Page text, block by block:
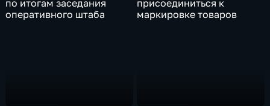
по итогам заседания
оперативного штаба
присоединиться к
маркировке товаров